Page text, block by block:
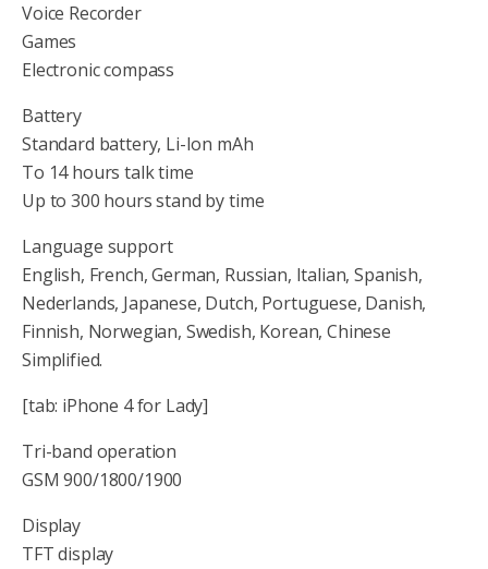
Voice Recorder
Games
Electronic compass
Battery
Standard battery, Li-Ion mAh
To 14 hours talk time
Up to 300 hours stand by time
Language support
English, French, German, Russian, Italian, Spanish,
Nederlands, Japanese, Dutch, Portuguese, Danish,
Finnish, Norwegian, Swedish, Korean, Chinese
Simplified.
[tab: iPhone 4 for Lady]
Tri-band operation
GSM 900/1800/1900
Display
TFT display